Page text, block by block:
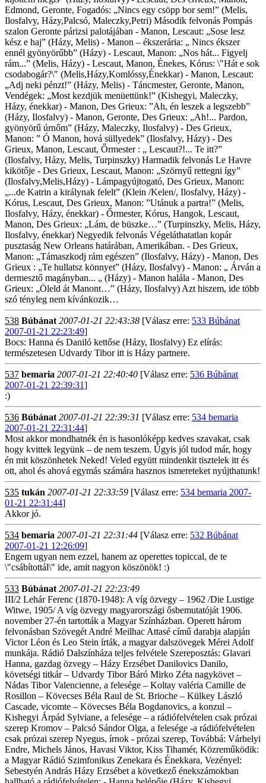
Edmond, Geronte, Fogadós: „Nincs egy csöpp bor sem!” (Melis,
Ilosfalvy, Házy,Palcsó, Maleczky,Petri) Második felvonás Pompás
szalon Geronte párizsi palotájában - Manon, Lescaut: „Sose lesz
kész e haj” (Házy, Melis) - Manon – ékszerária: „ Nincs ékszer
ennél gyönyörűbb” (Házy) - Lescaut, Manon: „Nos hát... Figyelj
rám...” (Melis, Házy) - Lescaut, Manon, Énekes, Kórus: \"Hát e sok
csodabogár?\" (Melis,Házy,Komlóssy,Énekkar) - Manon, Lescaut:
„Adj neki pénzt!” (Házy, Melis) - Táncmester, Geronte, Manon,
Vendégek: „Most kezdjük menüettünk!” (Kishegyi, Maleczky,
Házy, énekkar) - Manon, Des Grieux: ”Ah, én leszek a legszebb”
(Házy, Ilosfalvy) - Manon, Geronte, Des Grieux: „Ah!... Pardon,
gyönyörű úrnőm” (Házy, Maleczky, Ilosfalvy) - Des Grieux,
Manon: ” Ó Manon, hová süllyedek” (Ilosfalvy, Házy) - Des
Grieux, Manon, Lescaut, Őrmester : „ Lescaut?!... Te itt?”
(Ilosfalvy, Házy, Melis, Turpinszky) Harmadik felvonás Le Havre
kikötője - Des Grieux, Lescaut, Manon: „Szörnyű rettegni így”
(Ilosfalvy,Melis,Házy) - Lámpagyújtogató, Des Grieux, Manon:
„...de Katrin a királynak felelt” (Klein /Kelen/, Ilosfalvy, Házy) -
Kórus, Lescaut, Des Grieux, Manon: ”Utánuk a partra!” (Melis,
Ilosfalvy, Házy, énekkar) - Őrmester, Kórus, Hangok, Lescaut,
Manon, Des Grieux: „Lám, de büszke…” (Turpinszky, Melis, Házy,
Ilosfalvy, énekkar) Negyedik felvonás Végeláthatatlan kopár
pusztaság New Orleans határában, Amerikában. - Des Grieux,
Manon: „Támaszkodj rám egészen” (Ilosfalvy, Házy) - Manon, Des
Grieux : „Te hullatsz könnyet” (Házy, Ilosfalvy) - Manon: „ Árván a
dermesztő magányban... „ (Házy) - Manon halála - Manon, Des
Grieux: „Öleld át Manont…” (Házy, Ilosfalvy) Azt hiszem, ide több
szó tényleg nem kívánkozik…
538 Búbánat 2007-01-21 22:43:38 [Válasz erre: 533 Búbánat
2007-01-21 22:23:49]
Bocs: Hanna és Daniló kettőse (Házy, Ilosfalvy) Ez elírás:
természetesen Udvardy Tibor itt is Házy partnere.
537 bemaria 2007-01-21 22:40:40 [Válasz erre: 536 Búbánat
2007-01-21 22:39:31]
:)
536 Búbánat 2007-01-21 22:39:31 [Válasz erre: 534 bemaria
2007-01-21 22:31:44]
Most akkor mondhatnék én is hasonlóképp kedves szavakat, csak
hogy kvittek legyünk – de nem teszem. Úgyis jól tudod már, hogy
én mit köszönhetek Neked! Veled együtt mindenkit tisztelek itt és
ott, ahol és ahová egymás számára hasznos ismereteket nyújthatunk!
535 tukán 2007-01-21 22:33:59 [Válasz erre: 534 bemaria 2007-
01-21 22:31:44]
Akkor jó.
534 bemaria 2007-01-21 22:31:44 [Válasz erre: 532 Búbánat
2007-01-21 12:26:09]
Engem ugyan nem ezzel, hanem az operettes topiccal, de te
\"csábítottál\" ide, amit nagyon köszönök! :)
533 Búbánat 2007-01-21 22:23:49
III/2 Lehár Ferenc (1870-1948): A víg özvegy – 1962 /Die Lustige
Witwe, 1905/ A víg özvegy magyarországi ősbemutatóját 1906.
november 27-én tartották a Magyar Színházban. Operett három
felvonásban Szövegét André Meilhac Attasé című darabja alapján
Victor Léon és Leo Stein írták, a magyar dalszövegek Mérei Adolf
munkája. Rádió Dalszínháza teljes felvétele Szereposztás: Glavari
Hanna, gazdag özvegy – Házy Erzsébet Danilovics Danilo,
követségi titkár – Udvardy Tibor Báró Mirko Zéta nagykövet –
Nádas Tibor Valencienne, a felesége – Koltay valéria Camille de
Rosillon – Kövecses Béla Raul de St. Brioche – Külkey László
Cascade, vicomte – Kövecses Béla Bogdanovics, a konzul –
Kishegyi Árpád Sylviane, a felesége – a rádiófelvételen csak prózai
szerep Kromov – Palcsó Sándor Olga, a felesége -a rádiófelvételen
csak prózai szerep Nyegus, írnok - prózai szerep, Továbbá: Várhelyi
Endre, Michels János, Havasi Viktor, Kiss Tihamér, Közreműködik:
a Magyar Rádió Szimfonikus Zenekara és Énekkara, Vezényel:
Sebestyén András Házy Erzsébet a következő énekszámokban